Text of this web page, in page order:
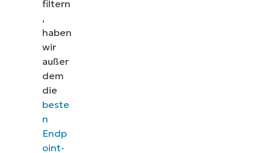
filtern
,
haben
wir
außer
dem
die
beste
n
Endp
oint-